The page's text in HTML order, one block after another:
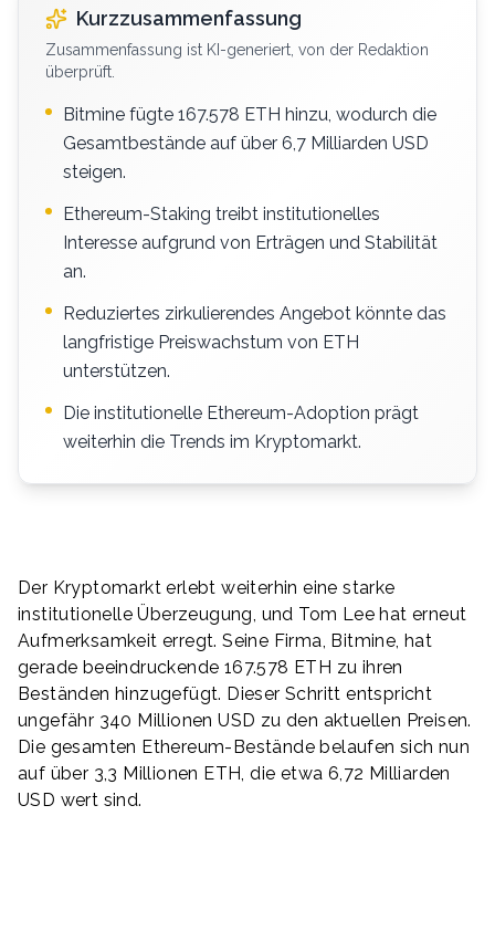
Kurzzusammenfassung
Zusammenfassung ist KI-generiert, von der Redaktion
überprüft.
Bitmine fügte 167.578 ETH hinzu, wodurch die
Gesamtbestände auf über 6,7 Milliarden USD
steigen.
Ethereum-Staking treibt institutionelles
Interesse aufgrund von Erträgen und Stabilität
an.
Reduziertes zirkulierendes Angebot könnte das
langfristige Preiswachstum von ETH
unterstützen.
Die institutionelle Ethereum-Adoption prägt
weiterhin die Trends im Kryptomarkt.
Der Kryptomarkt erlebt weiterhin eine starke
institutionelle Überzeugung, und Tom Lee hat erneut
Aufmerksamkeit erregt. Seine Firma, Bitmine, hat
gerade beeindruckende 167.578 ETH zu ihren
Beständen hinzugefügt. Dieser Schritt entspricht
ungefähr 340 Millionen USD zu den aktuellen Preisen.
Die gesamten Ethereum-Bestände belaufen sich nun
auf über 3,3 Millionen ETH, die etwa 6,72 Milliarden
USD wert sind.